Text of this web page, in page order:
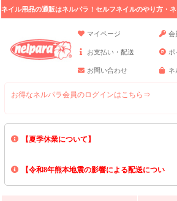
ネイル用品の通販はネルパラ！セルフネイルのやり方・
マイページ
会
お支払い・配送 ポ
お問い合わせ ネ
お得なネルパラ会員のログインはこちら⇒
【夏季休業について】
8/13(木)～8/16(日)の間｢出荷業務・お問い合わせ
上記期間中のご注文・お問い合わせは8/17(月)
【令和8年熊本地震の影響による配送につい